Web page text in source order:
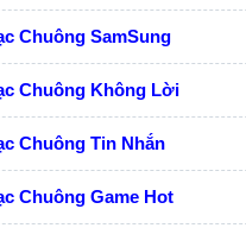
Chuông SamSung
Chuông Không Lời
Chuông Tin Nhắn
Chuông Game Hot